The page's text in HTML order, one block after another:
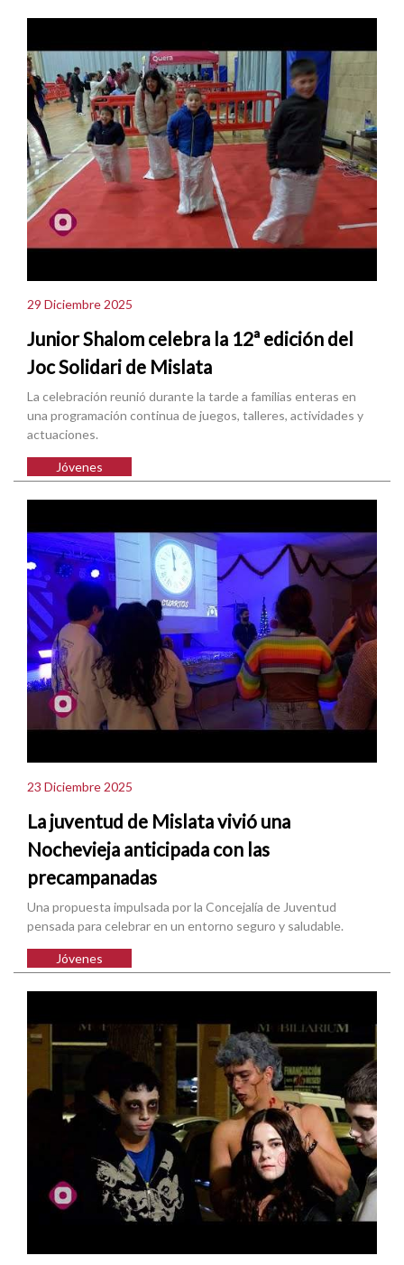
29 Diciembre 2025
Junior Shalom celebra la 12ª edición del
Joc Solidari de Mislata
La celebración reunió durante la tarde a familias enteras en
una programación continua de juegos, talleres, actividades y
actuaciones.
Jóvenes
23 Diciembre 2025
La juventud de Mislata vivió una
Nochevieja anticipada con las
precampanadas
Una propuesta impulsada por la Concejalía de Juventud
pensada para celebrar en un entorno seguro y saludable.
Jóvenes